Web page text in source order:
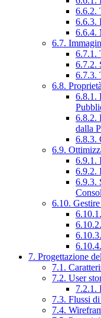
6.6.2.
6.6.3.
6.6.4.
6.7.
6.7.1.
6.7.2.
6.7.3.
6.8.
6.8.1.
6.8.2.
dalla
6.8.3.
6.9.
6.9.1.
6.9.2.
6.9.3.
6.10.
7. Progettazione
7.1.
7.2. User
7.2.1.
7.3. Flussi
7.4.